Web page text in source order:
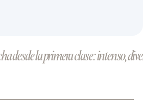
desde la primera clase: intenso,